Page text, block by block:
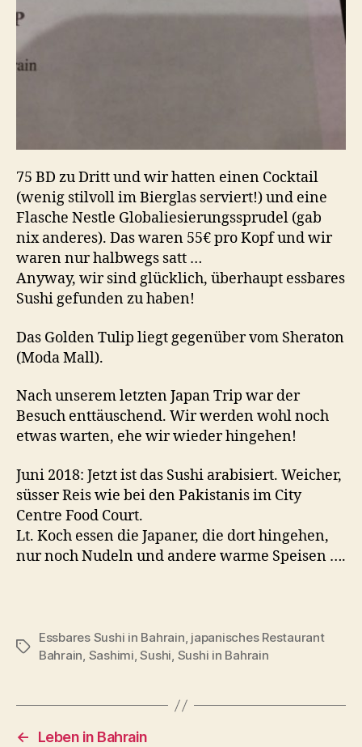
75 BD zu Dritt und wir hatten einen Cocktail
(wenig stilvoll im Bierglas serviert!) und eine
Flasche Nestle Globaliesierungssprudel (gab
nix anderes). Das waren 55€ pro Kopf und wir
waren nur halbwegs satt …
Anyway, wir sind glücklich, überhaupt essbares
Sushi gefunden zu haben!
Das Golden Tulip liegt gegenüber vom Sheraton
(Moda Mall).
Nach unserem letzten Japan Trip war der
Besuch enttäuschend. Wir werden wohl noch
etwas warten, ehe wir wieder hingehen!
Juni 2018: Jetzt ist das Sushi arabisiert. Weicher,
süsser Reis wie bei den Pakistanis im City
Centre Food Court.
Lt. Koch essen die Japaner, die dort hingehen,
nur noch Nudeln und andere warme Speisen ….
Schlagwörter
Essbares Sushi in Bahrain, japanisches Restaurant
Bahrain, Sashimi,Sushi, Sushi in Bahrain
←
Leben in Bahrain